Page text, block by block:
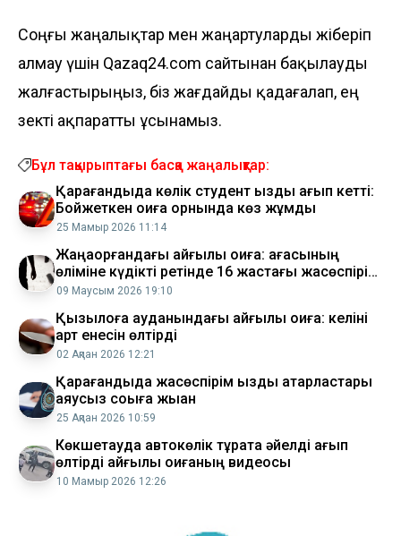
Соңғы жаңалықтар мен жаңартуларды жіберіп
алмау үшін Qazaq24.com сайтынан бақылауды
жалғастырыңыз, біз жағдайды қадағалап, ең
өзекті ақпаратты ұсынамыз.
Бұл тақырыптағы басқа жаңалықтар:
Қарағандыда көлік студент қызды қағып кетті:
Бойжеткен оқиға орнында көз жұмды
25 Мамыр 2026 11:14
Жаңақорғандағы қайғылы оқиға: ағасының
өліміне күдікті ретінде 16 жастағы жасөспірім
қамауға алынды
09 Маусым 2026 19:10
Қызылқоға ауданындағы қайғылы оқиға: келіні
қарт енесін өлтірді
02 Ақпан 2026 12:21
Қарағандыда жасөспірім қызды қатарластары
аяусыз соққыға жыққан
25 Ақпан 2026 10:59
Көкшетауда автокөлік тұрақта әйелді қағып
өлтірді қайғылы оқиғаның видеосы
10 Мамыр 2026 12:26